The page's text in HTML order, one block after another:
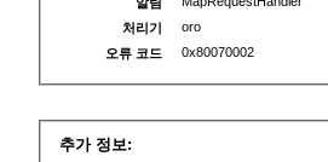
처리기
oro
오류 코드
0x80070002
추가 정보: